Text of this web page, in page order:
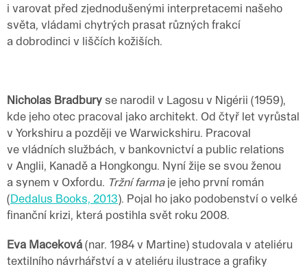
i varovat před zjednodušenými interpretacemi našeho
světa, vládami chytrých prasat různých frakcí
a dobrodinci v liščích kožiších.
Nicholas Bradbury se narodil v Lagosu v Nigérii (1959),
kde jeho otec pracoval jako architekt. Od čtyř let vyrůstal
v Yorkshiru a později ve Warwickshiru. Pracoval
ve vládních službách, v bankovnictví a public relations
v Anglii, Kanadě a Hongkongu. Nyní žije se svou ženou
a synem v Oxfordu. Tržní farma je jeho první román
(Dedalus Books, 2013). Pojal ho jako podobenství o velké
finanční krizi, která postihla svět roku 2008.
Eva Maceková (nar. 1984 v Martine) studovala v ateliéru
textilního návrhářství a v ateliéru ilustrace a grafiky